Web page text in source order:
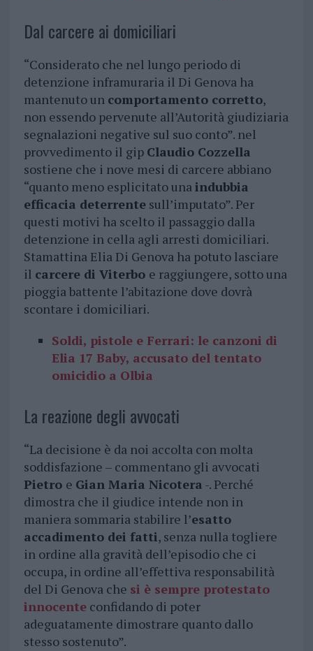
Dal carcere ai domiciliari
“Considerato che nel lungo periodo di
detenzione inframuraria il Di Genova ha
mantenuto un comportamento corretto,
non essendo pervenute all’Autorità giudiziaria
segnalazioni negative sul suo conto”. nel
provvedimento il gip Claudio Cozzella
sostiene che i nove mesi di carcere abbiano
“quanto meno esplicitato unaindubbia
efficacia deterrentesull’imputato”. Per
questi motivi ha scelto il passaggio dalla
detenzione in cella agli arresti domiciliari.
Stamattina Elia Di Genova ha potuto lasciare
il carcere di Viterbo e raggiungere, sotto una
pioggia battente l’abitazione dove dovrà
scontare i domiciliari.
Soldi, pistole e Ferrari: le canzoni di
Elia 17 Baby, accusato del tentato
omicidio a Olbia
La reazione degli avvocati
“La decisione è da noi accolta con molta
soddisfazione – commentano gli avvocati
Pietro e Gian Maria Nicotera -. Perché
dimostra che il giudice intende non in
maniera sommaria stabilire l’esatto
accadimento dei fatti, senza nulla togliere
in ordine alla gravità dell’episodio che ci
occupa, in ordine all’effettiva responsabilità
del Di Genova che si è sempre protestato
innocenteconfidando di poter
adeguatamente dimostrare quanto dallo
stesso sostenuto”.